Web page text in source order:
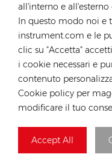
all'interno e
In questo modo noi e
instrument.com e le
clic su "Accetta"
i cookie necessari e
contenuto
Cookie policy per
modificare il tuo
Accept All
Ufficio e magazzino :
Long, Hong Kong
Vietnam
tel :+84 522 038 896
E-mail :
Ufficio :102 Phung
Phu Nhuan
263 Go
District 7, Ho Chi